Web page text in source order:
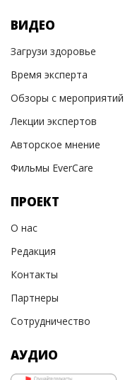
ВИДЕО
Загрузи здоровье
Время эксперта
Обзоры с мероприятий
Лекции экспертов
Авторское мнение
Фильмы EverCare
ПРОЕКТ
О нас
Редакция
Контакты
Партнеры
Сотрудничество
АУДИО